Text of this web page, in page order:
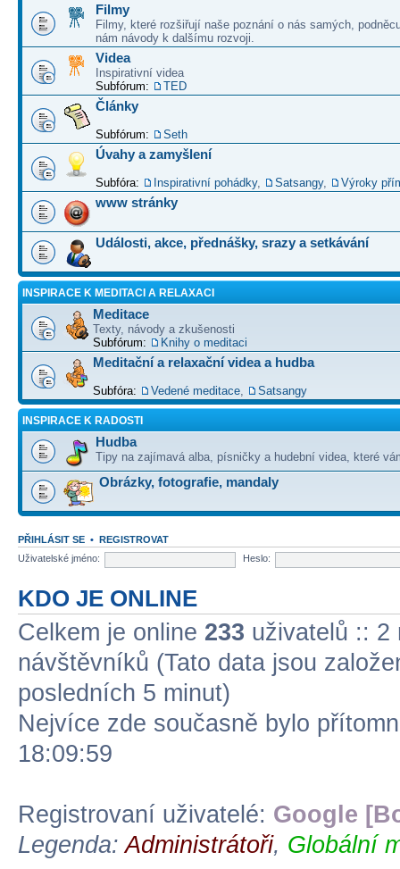
Filmy
Filmy, které rozšiřují naše poznání o nás samých,
nám návody k dalšímu rozvoji.
Videa
Inspirativní videa
Subfórum:
TED
Články
Subfórum: Seth
Úvahy a zamyšlení
Subfóra: Inspirativní pohádky, Satsangy, Výroky
www stránky
Události, akce, přednášky, srazy a setkávání
INSPIRACE K MEDITACI A RELAXACI
Meditace
Texty, návody a zkušenosti
Subfórum:
Knihy o meditaci
Meditační a relaxační videa a hudba
Subfóra: Vedené meditace Satsangy
INSPIRACE K RADOSTI
Hudba
Tipy na zajímavá alba, písničky a hudební videa, které
Obrázky, fotografie, mandaly
PŘIHLÁSIT SE • REGISTROVAT
Uživatelské jméno:
Heslo:
KDO JE ONLINE
Celkem je online 233 uživatelů :: 2
návštěvníků (Tato data jsou
posledních 5 minut)
Nejvíce zde současně bylo
18:09:59
Registrovaní uživatelé: Google
Legenda:Administrátoři, Globální